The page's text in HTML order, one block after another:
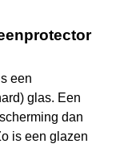
een
glas. Een
dan
is een glazen